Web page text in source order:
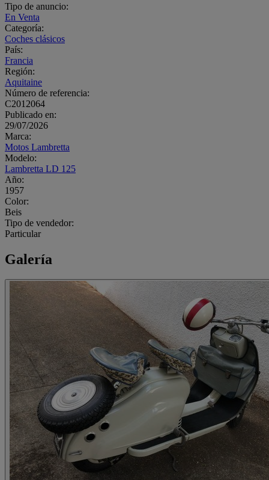
Tipo de anuncio:
En Venta
Categoría:
Coches clásicos
País:
Francia
Región:
Aquitaine
Número de referencia:
C2012064
Publicado en:
29/07/2026
Marca:
Motos Lambretta
Modelo:
Lambretta LD 125
Año:
1957
Color:
Beis
Tipo de vendedor:
Particular
Galería